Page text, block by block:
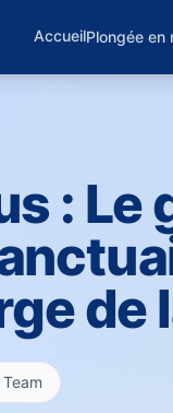
AccueilPlongée en
:
de